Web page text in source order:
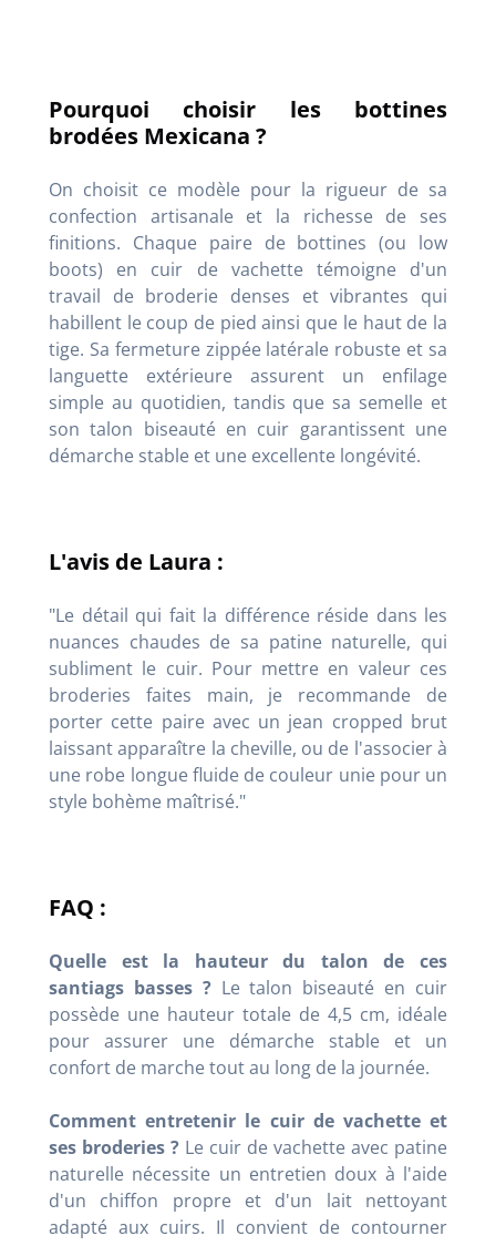
Pourquoi choisir les bottines
brodées Mexicana ?
On choisit ce modèle pour la rigueur de sa
confection artisanale et la richesse de ses
finitions. Chaque paire de bottines (ou low
boots) en cuir de vachette témoigne d'un
travail de broderie denses et vibrantes qui
habillent le coup de pied ainsi que le haut de la
tige. Sa fermeture zippée latérale robuste et sa
languette extérieure assurent un enfilage
simple au quotidien, tandis que sa semelle et
son talon biseauté en cuir garantissent une
démarche stable et une excellente longévité.
L'avis de Laura :
"Le détail qui fait la différence réside dans les
nuances chaudes de sa patine naturelle, qui
subliment le cuir. Pour mettre en valeur ces
broderies faites main, je recommande de
porter cette paire avec un jean cropped brut
laissant apparaître la cheville, ou de l'associer à
une robe longue fluide de couleur unie pour un
style bohème maîtrisé."
FAQ :
Quelle est la hauteur du talon de ces
santiags basses ?Le talon biseauté en cuir
possède une hauteur totale de 4,5 cm, idéale
pour assurer une démarche stable et un
confort de marche tout au long de la journée.
Comment entretenir le cuir de vachette et
ses broderies ? Le cuir de vachette avec patine
naturelle nécessite un entretien doux à l'aide
d'un chiffon propre et d'un lait nettoyant
adapté aux cuirs. Il convient de contourner